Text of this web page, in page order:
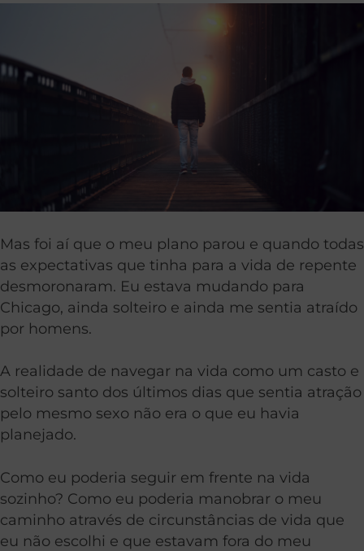
Mas foi aí que o meu plano parou e quando todas
as expectativas que tinha para a vida de repente
desmoronaram. Eu estava mudando para
Chicago, ainda solteiro e ainda me sentia atraído
por homens.
A realidade de navegar na vida como um casto e
solteiro santo dos últimos dias que sentia atração
pelo mesmo sexo não era o que eu havia
planejado.
Como eu poderia seguir em frente na vida
sozinho? Como eu poderia manobrar o meu
caminho através de circunstâncias de vida que
eu não escolhi e que estavam fora do meu